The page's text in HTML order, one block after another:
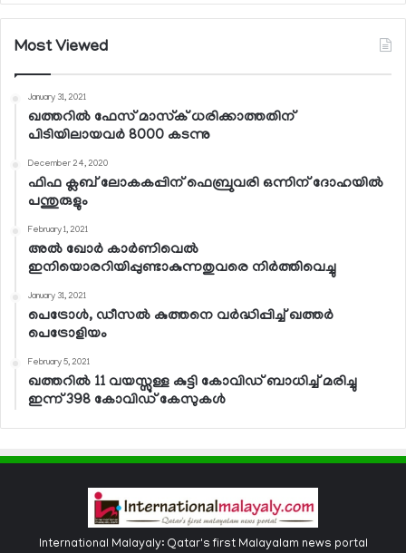
Most Viewed
January 31, 2021
ഖത്തറില്‍ ഫേസ് മാസ്‌ക് ധരിക്കാത്തതിന്
പിടിയിലായവര്‍ 8000 കടന്നു
December 24, 2020
ഫിഫ ക്ലബ് ലോകകപ്പിന് ഫെബ്രുവരി ഒന്നിന് ദോഹയില്‍
പന്തുരുളും
February 1, 2021
അല്‍ ഖോര്‍ കാര്‍ണിവെല്‍
ഇനിയൊരറിയിപ്പുണ്ടാകുന്നതുവരെ നിര്‍ത്തിവെച്ചു
January 31, 2021
പെട്രോള്‍, ഡീസല്‍ കുത്തനെ വര്‍ദ്ധിപ്പിച്ച് ഖത്തര്‍
പെട്രോളിയം
February 5, 2021
ഖത്തറില്‍ 11 വയസ്സുള്ള കുട്ടി കോവിഡ് ബാധിച്ച് മരിച്ചു
ഇന്ന് 398 കോവിഡ് കേസുകള്‍
International Malayaly: Qatar's first Malayalam news portal